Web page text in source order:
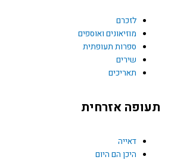
o
k
לזכרם
מוזיאונים ואוספים
ספרות תעופתית
שירים
תאריכים
תעופה אזרחית
דאייה
היכן הם היום